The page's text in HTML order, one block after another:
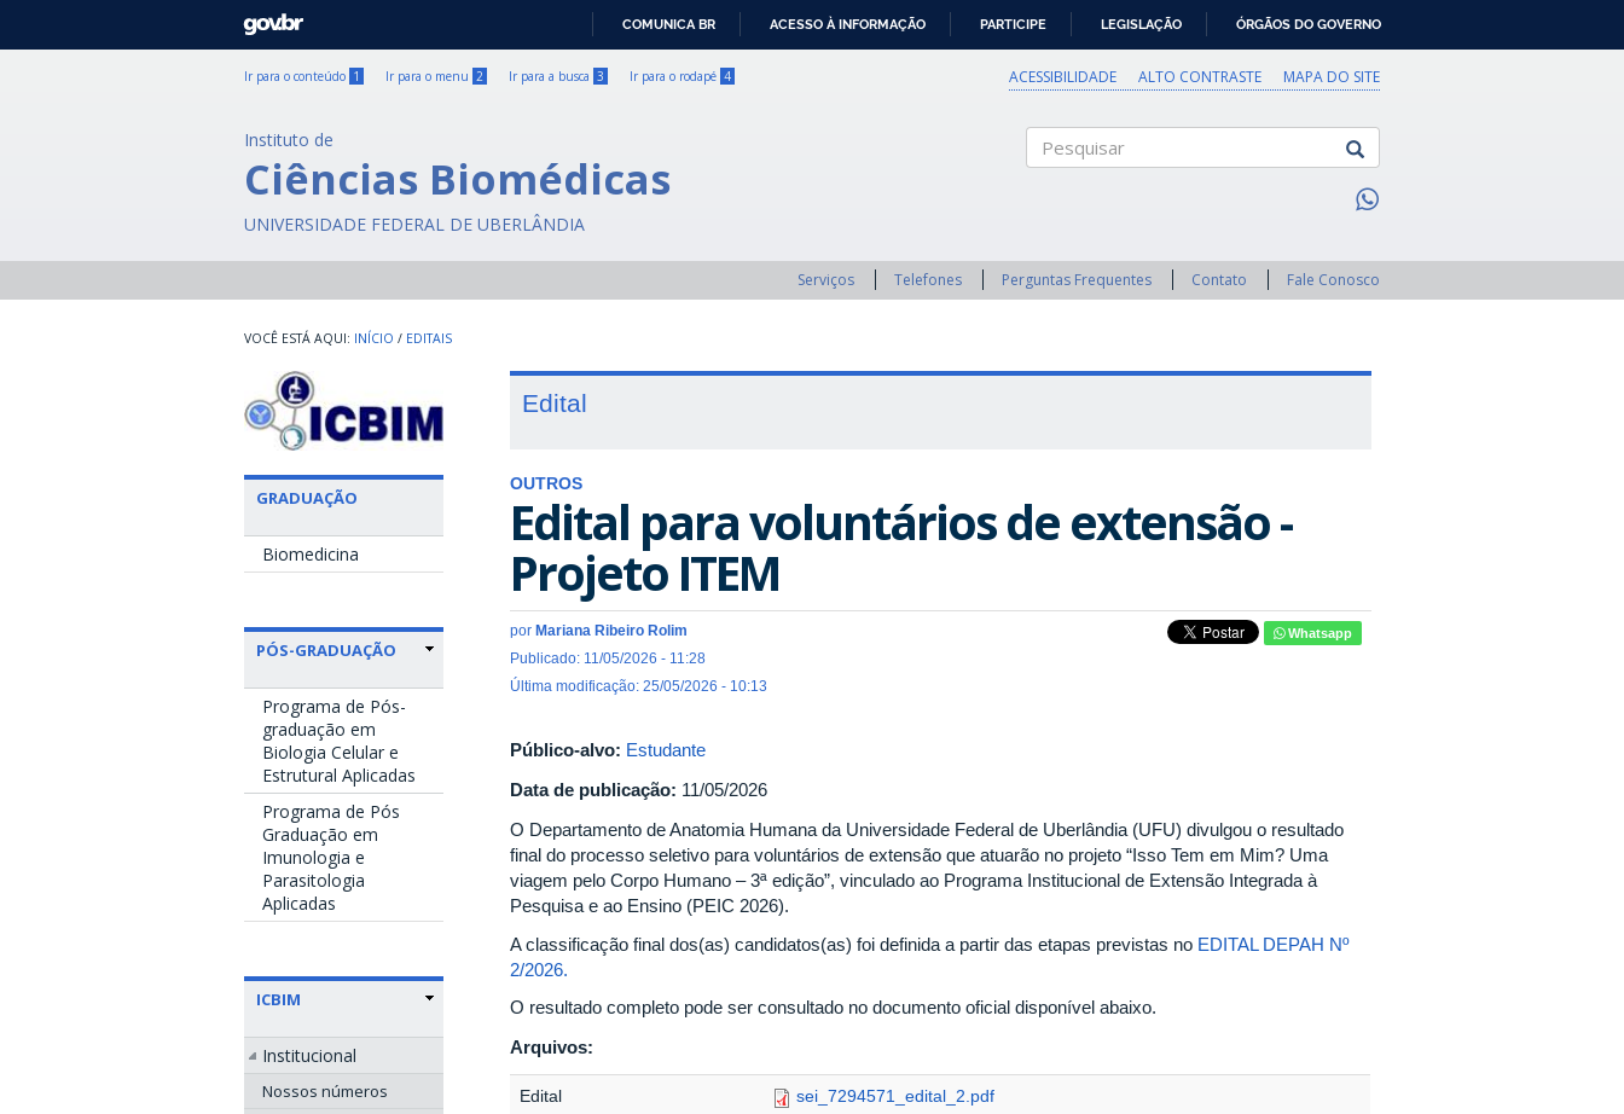
GOVBR
COMUNICA BR ACESSO À INFORMAÇÃO PARTICIPE LEGISLAÇÃO ÓRGÃOS DO GOVERNO
Ir para o conteúdo 1 Ir para o menu 2 Ir para a busca 3 Ir para o rodapé 4 ACESSIBILIDADE ALTO CONTRASTE MAPA DO SITE
Instituto de
Ciências Biomédicas
UNIVERSIDADE FEDERAL DE UBERLÂNDIA
Serviços Telefones Perguntas Frequentes Contato Fale Conosco
INÍCIO / EDITAIS
GRADUAÇÃO
Biomedicina
PÓS-GRADUAÇÃO
Programa de Pós-
graduação em
Biologia Celular e
Estrutural Aplicadas
Programa de Pós
Graduação em
Imunologia e
Parasitologia
Aplicadas
ICBIM
Institucional
Nossos números
Edital
OUTROS
Edital para voluntários de extensão -
Projeto ITEM
por Mariana Ribeiro Rolim
Publicado: 11/05/2026 - 11:28
Última modificação: 25/05/2026 - 10:13
Whatsapp
Público-alvo: Estudante
Data de publicação: 11/05/2026
O Departamento de Anatomia Humana da Universidade Federal de Uberlândia (UFU) divulgou o resultado
final do processo seletivo para voluntários de extensão que atuarão no projeto “Isso Tem em Mim? Uma
viagem pelo Corpo Humano – 3ª edição”, vinculado ao Programa Institucional de Extensão Integrada à
Pesquisa e ao Ensino (PEIC 2026).
A classificação final dos(as) candidatos(as) foi definida a partir das etapas previstas no EDITAL DEPAH Nº
2/2026.
O resultado completo pode ser consultado no documento oficial disponível abaixo.
Arquivos:
Edital sei_7294571_edital_2.pdf